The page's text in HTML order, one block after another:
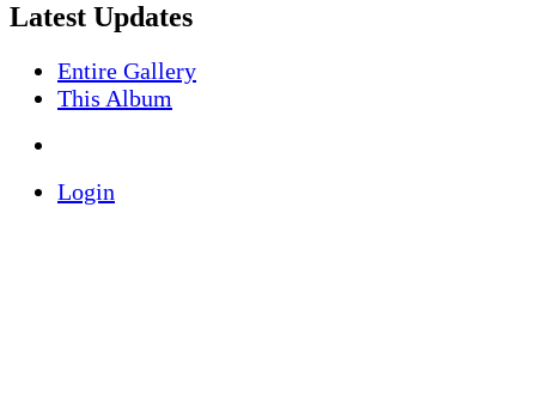
Latest Updates
Entire Gallery
This Album
Login